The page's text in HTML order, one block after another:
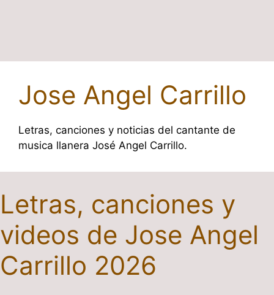
Jose Angel Carrillo
Letras, canciones y noticias del cantante de
musica llanera José Angel Carrillo.
Letras, canciones y
videos de Jose Angel
Carrillo 2026